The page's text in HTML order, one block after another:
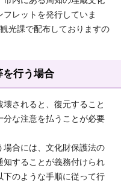
レットを発行していま
光課で配布しておりますの
を行う場合
されると、復元すること
分な注意を払うことが必要
合には、文化財保護法の
知することが義務付けられ
下のような手順に従って行